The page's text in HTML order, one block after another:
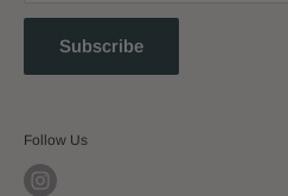
Subscribe
Follow Us